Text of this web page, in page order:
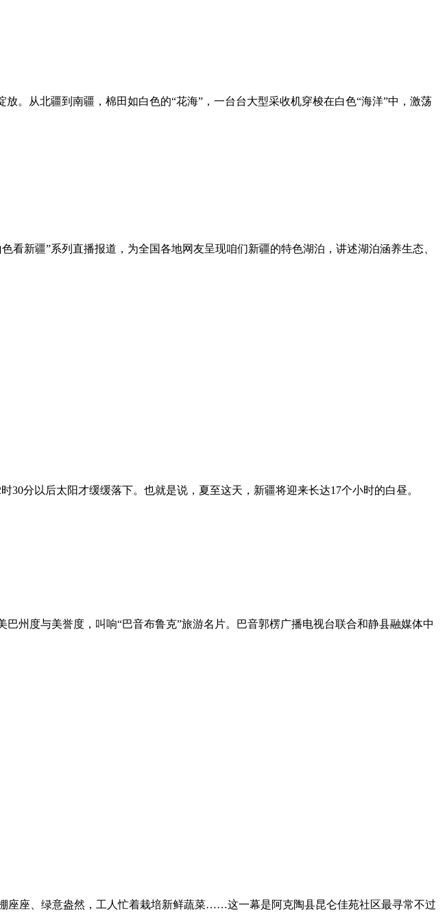
。从北疆到南疆，棉田如白色的“花海”，一台台大型采收机穿梭在白色“海洋”中，激荡
新疆”系列直播报道，为全国各地网友呈现咱们新疆的特色湖泊，讲述湖泊涵养生态、
分以后太阳才缓缓落下。也就是说，夏至这天，新疆将迎来长达17个小时的白昼。
州度与美誉度，叫响“巴音布鲁克”旅游名片。巴音郭楞广播电视台联合和静县融媒体中
座座、绿意盎然，工人忙着栽培新鲜蔬菜……这一幕是阿克陶县昆仑佳苑社区最寻常不过